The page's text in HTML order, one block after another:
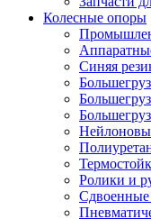
Колесные опоры
Синяя
Ролики и
Сдвоенные